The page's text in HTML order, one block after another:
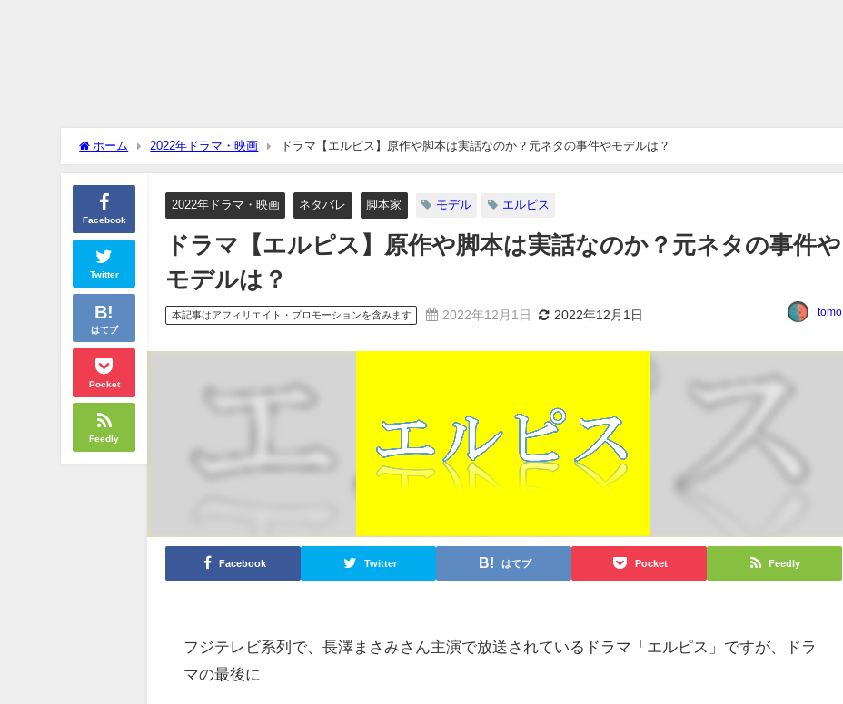
ホーム 2022年ドラマ・映画 ドラマ【エルピス】原作や脚本は実話なのか？元ネタの事件やモデルは？
Facebook
Twitter
はてブ
Pocket
Feedly
2022年ドラマ・映画 ネタバレ 脚本家 モデル エルピス
ドラマ【エルピス】原作や脚本は実話なのか？元ネタの事件や
モデルは？
本記事はアフィリエイト・プロモーションを含みます 2022年12月1日 2022年12月1日 tomo
Facebook Twitter はてブ Pocket Feedly
フジテレビ系列で、長澤まさみさん主演で放送されているドラマ「エルピス」ですが、ドラ
マの最後に